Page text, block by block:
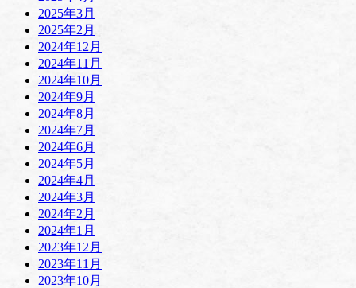
2025年3月
2025年2月
2024年12月
2024年11月
2024年10月
2024年9月
2024年8月
2024年7月
2024年6月
2024年5月
2024年4月
2024年3月
2024年2月
2024年1月
2023年12月
2023年11月
2023年10月